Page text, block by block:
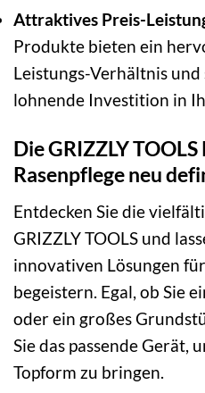
Attraktives Preis-
Produkte bieten ein
Leistungs-Verhältnis
lohnende Investition in
Die GRIZZLY
Rasenpflege neu
Entdecken Sie die
GRIZZLY TOOLS und
innovativen Lösungen
begeistern. Egal, ob Sie
oder ein großes
Sie das passende Gerät,
Topform zu bringen.